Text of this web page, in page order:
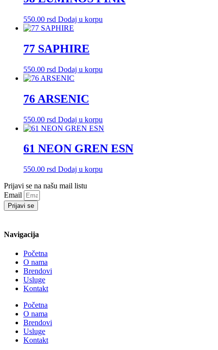
550.00 rsd Dodaj u korpu
77 SAPHIRE
550.00 rsd Dodaj u korpu
76 ARSENIC
550.00 rsd Dodaj u korpu
61 NEON GREN ESN
550.00 rsd Dodaj u korpu
Prijavi se na našu mail listu
Email
Prijavi se
Navigacija
Početna
O nama
Brendovi
Usluge
Kontakt
Početna
O nama
Brendovi
Usluge
Kontakt